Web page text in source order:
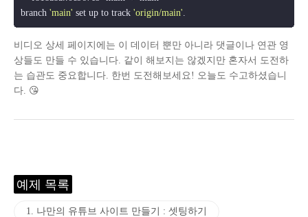
branch 'main' set up to track 'origin/main'
비디오 상세 페이지에는 이 데이터 뿐만 아니라 댓글이나 연관 영
상들도 만들 수 있습니다. 같이 해보지는 않겠지만 혼자서 도전하
는 습관도 중요합니다. 한번 도전해보세요! 오늘도 수고하셨습니
다. 😘
예제 목록
1. 나만의 유튜브 사이트 만들기 : 셋팅하기